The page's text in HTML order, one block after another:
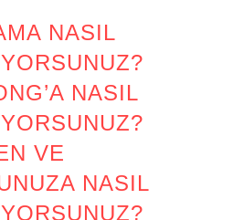
NASIL
NASIL
VE
NASIL